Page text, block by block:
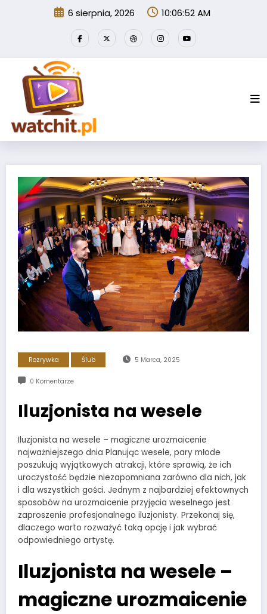
6 sierpnia, 2026 10:06:53 AM
Rozrywka Ślub 5 Marca, 2025
0 Komentarze
Iluzjonista na wesele
Iluzjonista na wesele – magiczne urozmaicenie
najważniejszego dnia Planując wesele, pary młode
poszukują wyjątkowych atrakcji, które sprawią, że ich
uroczystość będzie niezapomniana zarówno dla nich, jak
i dla wszystkich gości. Jednym z najbardziej efektownych
sposobów na urozmaicenie przyjęcia weselnego jest
zaproszenie profesjonalnego iluzjonisty. Przekonaj się,
dlaczego warto rozważyć taką opcję i jak wybrać
odpowiedniego artystę.
Iluzjonista na wesele –
magiczne urozmaicenie